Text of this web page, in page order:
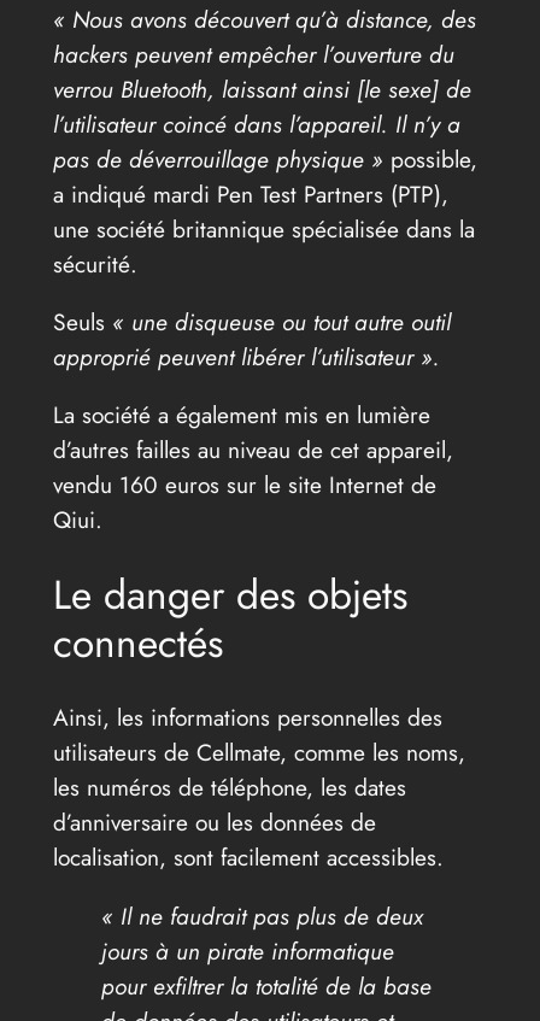
« Nous avons découvert qu’à distance, des
hackers peuvent empêcher l’ouverture du
verrou Bluetooth, laissant ainsi [le sexe] de
l’utilisateur coincé dans l’appareil. Il n’y a
pas de déverrouillage physique » possible,
a indiqué mardi Pen Test Partners (PTP),
une société britannique spécialisée dans la
sécurité.
Seuls « une disqueuse ou tout autre outil
approprié peuvent libérer l’utilisateur ».
La société a également mis en lumière
d’autres failles au niveau de cet appareil,
vendu 160 euros sur le site Internet de
Qiui.
Le danger des objets
connectés
Ainsi, les informations personnelles des
utilisateurs de Cellmate, comme les noms,
les numéros de téléphone, les dates
d’anniversaire ou les données de
localisation, sont facilement accessibles.
« Il ne faudrait pas plus de deux
jours à un pirate informatique
pour exfiltrer la totalité de la base